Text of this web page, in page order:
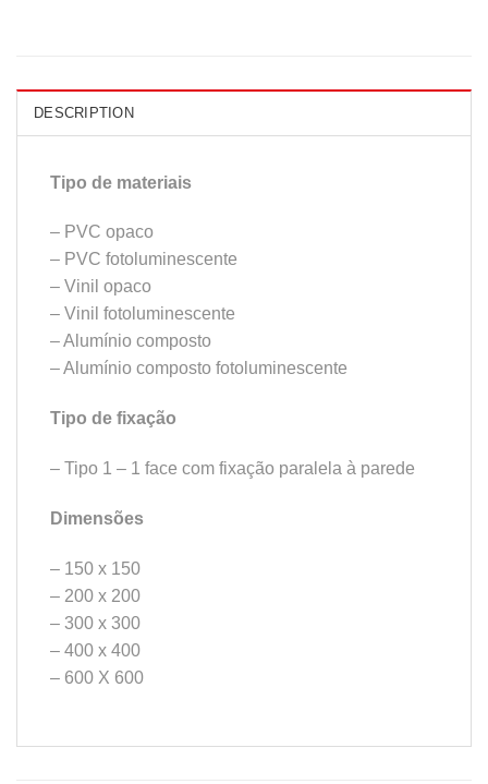
DESCRIPTION
Tipo de materiais
– PVC opaco
– PVC fotoluminescente
– Vinil opaco
– Vinil fotoluminescente
– Alumínio composto
– Alumínio composto fotoluminescente
Tipo de fixação
– Tipo 1 – 1 face com fixação paralela à parede
Dimensões
– 150 x 150
– 200 x 200
– 300 x 300
– 400 x 400
– 600 X 600